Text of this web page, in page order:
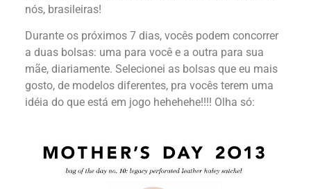
nós, brasileiras!
Durante os próximos 7 dias, vocês podem concorrer
a duas bolsas: uma para você e a outra para sua
mãe, diariamente. Selecionei as bolsas que eu mais
gosto, de modelos diferentes, pra vocês terem uma
idéia do que está em jogo hehehehe!!!! Olha só: